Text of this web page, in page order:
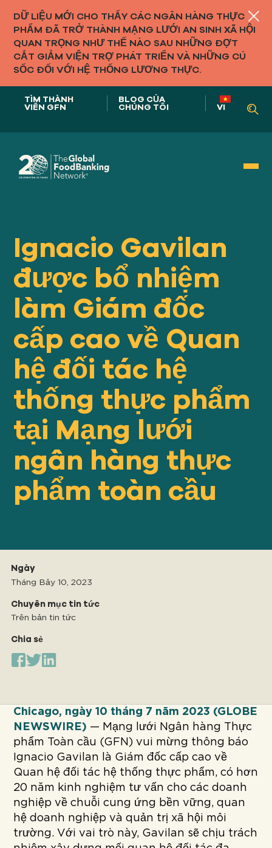
DỮ LIỆU MỚI CHO THẤY CÁC NGÂN HÀNG THỰC
PHẨM ĐÃ TRỞ THÀNH MẠNG LƯỚI AN SINH XÃ HỘI
QUAN TRỌNG NHƯ THẾ NÀO SAU NHỮNG ĐỢT
CẮT GIẢM VIỆN TRỢ PHÁT TRIỂN VÀ NHỮNG CÚ
SỐC ĐỐI VỚI HỆ THỐNG LƯƠNG THỰC.
TÌM THÀNH
VIÊN GFN
BLOG CỦA
CHÚNG TÔI VI
Của chúng tôi
TIẾP CẬN
Của chúng tôi
SỰ VA CHẠM
Về
GFN
Ủng hộ
NHIỆM VỤ CỦA CHÚNG TA
QUYÊN TẶNG
Ignacio Gavilan
được bổ nhiệm
làm Giám đốc
cấp cao về Quan
hệ đối tác hệ
thống thực phẩm
tại Mạng lưới
ngân hàng thực
phẩm toàn cầu
Ngày
Tháng Bảy 10, 2023
Chuyên mục tin tức
Trên bản tin tức
Chia sẻ
Chicago, ngày 10 tháng 7 năm 2023 (GLOBE
NEWSWIRE) — Mạng lưới Ngân hàng Thực
phẩm Toàn cầu (GFN) vui mừng thông báo
Ignacio Gavilan là Giám đốc cấp cao về
Quan hệ đối tác hệ thống thực phẩm, có hơn
20 năm kinh nghiệm tư vấn cho các doanh
nghiệp về chuỗi cung ứng bền vững, quan
hệ doanh nghiệp và quản trị xã hội môi
trường. Với vai trò này, Gavilan sẽ chịu trách